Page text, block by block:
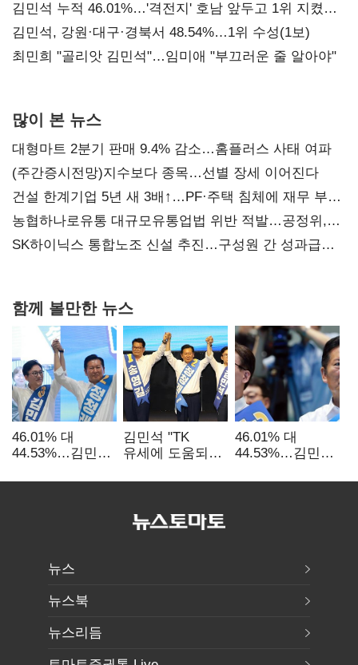
김민석 누적 46.01%…'격전지' 호남 앞두고 1위 지켰다
(2보)
김민석, 강원·대구·경북서 48.54%…1위 수성(1보)
최민희 "골리앗 김민석"…임미애 "부끄러운 줄 알아야"
많이 본 뉴스
대형마트 2분기 판매 9.4% 감소…홈플러스 사태 여파
(주간증시전망)지수보다 종목…선별 장세 이어진다
건설 한계기업 5년 새 3배↑…PF·주택 침체에 재무 부담
확대
농협하나로유통 대규모유통업법 위반 적발…공정위,
과징금 4억6200만원 부과
SK하이닉스 통합노조 신설 추진…구성원 간 성과급
함께 볼만한 뉴스
46.01% 대
44.53%…김민석·
'초박빙'(종합
김민석 "TK
유세에 도움되는
"벌써 대표된 양
46.01% 대
44.53%…김민석·
'초박빙'(종합)
뉴스
뉴스북
뉴스리듬